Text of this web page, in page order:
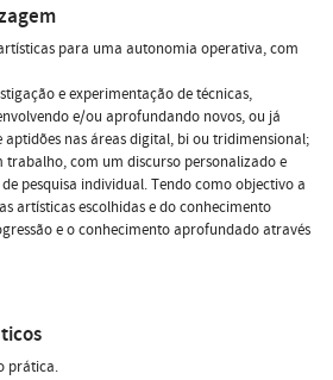
para uma autonomia operativa, com
e experimentação de técnicas,
e/ou aprofundando novos, ou já
nas áreas digital, bi ou tridimensional;
trabalho, com um discurso personalizado e
pesquisa individual. Tendo como objectivo a
artísticas escolhidas e do conhecimento
e o conhecimento aprofundado através
prática.